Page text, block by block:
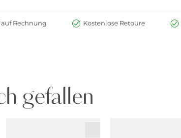
auf Rechnung Kostenlose Retoure
gefallen